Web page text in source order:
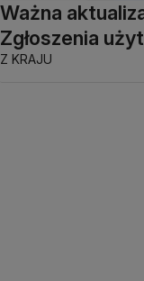
Ważna
Zgłoszenia
Z KRAJU